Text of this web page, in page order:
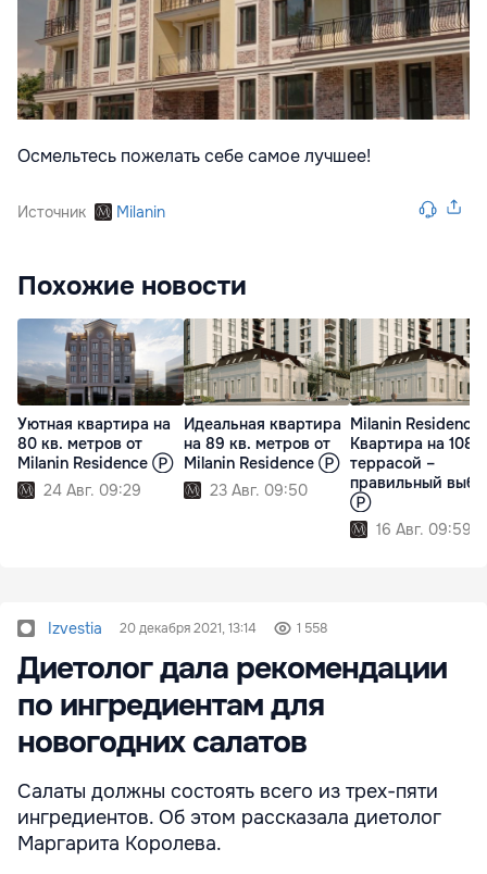
Осмельтесь пожелать себе самое лучшее!
Источник Milanin
Похожие новости
Уютная квартира на
80 кв. метров от
Milanin Residence Ⓟ
24 Авг. 09:29
Идеальная квартира
на 89 кв. метров от
Milanin Residence Ⓟ
23 Авг. 09:50
Milanin Residence:
Квартира на 108
террасой –
правильный
Ⓟ
16 Авг. 09:59
Izvestia 20 декабря 2021, 13:14 1 558
Диетолог дала рекомендации
по ингредиентам для
новогодних салатов
Салаты должны состоять всего из трех-пяти
ингредиентов. Об этом рассказала диетолог
Маргарита Королева.